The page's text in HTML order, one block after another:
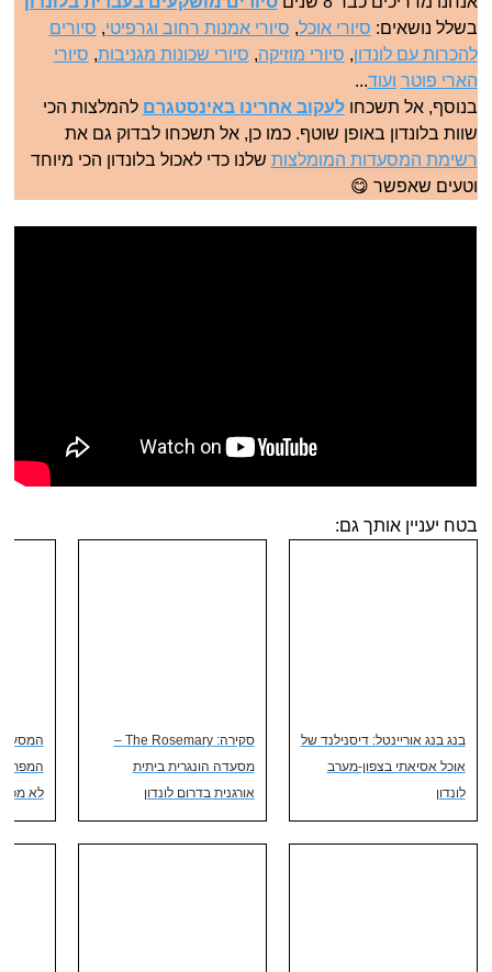
בשלל נושאים: סיורי אוכל, סיורי אמנות רחוב וגרפיטי, סיורים
להכרות עם לונדון, סיורי מוזיקה, סיורי שכונות מגניבות, סיורי
הארי פוטר ועוד...
בנוסף, אל תשכחולעקוב אחרינו באינסטגרם להמלצות הכי
שוות בלונדון באופן שוטף. כמו כן, אל תשכחו לבדוק גם את
רשימת המסעדות המומלצות שלנו כדי לאכול בלונדון הכי מיוחד
וטעים שאפשר 😋
בטח יעניין אותך גם:
בנג בנג אוריינטל: דיסנילנד של
אוכל אסיאתי בצפון-מערב
לונדון
סקירה: The Rosemary –
מסעדה הונגרית ביתית
אורגנית בדרום לונדון
לא